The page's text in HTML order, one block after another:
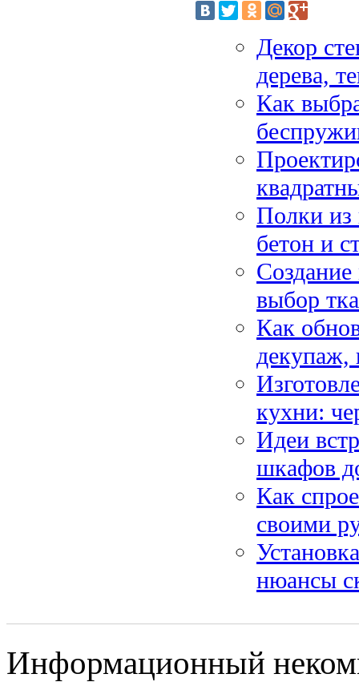
Декор
дерева,
Как
Полки из
бетон и
Создание
выбор
Как
декупаж,
кухни:
Идеи
шкафов
Как
своими
нюансы
Информационный